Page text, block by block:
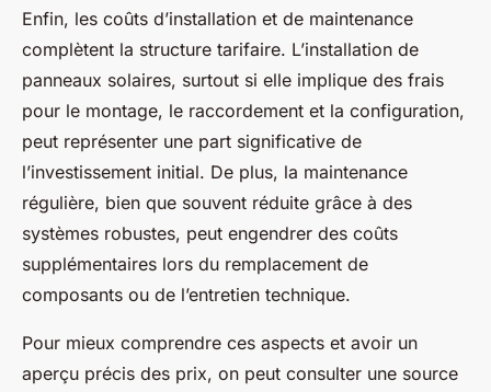
Enfin, les coûts d’installation et de maintenance
complètent la structure tarifaire. L’installation de
panneaux solaires, surtout si elle implique des frais
pour le montage, le raccordement et la configuration,
peut représenter une part significative de
l’investissement initial. De plus, la maintenance
régulière, bien que souvent réduite grâce à des
systèmes robustes, peut engendrer des coûts
supplémentaires lors du remplacement de
composants ou de l’entretien technique.
Pour mieux comprendre ces aspects et avoir un
aperçu précis des prix, on peut consulter une source